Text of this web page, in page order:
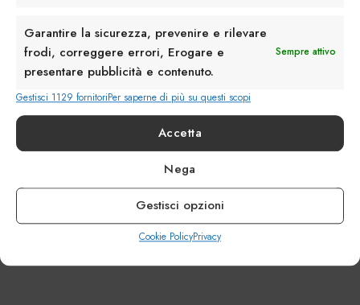
Garantire la sicurezza, prevenire e rilevare
frodi, correggere errori, Erogare e
presentare pubblicità e contenuto.
Sempre attivo
Gestisci 1129 fornitoriPer saperne di più su questi scopi
Accetta
Nega
Gestisci opzioni
Cookie PolicyPrivacy
€229.00
Mocassino Roma England
€215.00
Taormina
€249.00